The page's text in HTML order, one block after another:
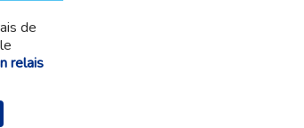
de
relais